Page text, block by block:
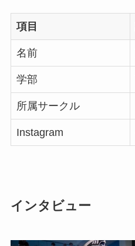
項目
名前
学部
所属サークル
Instagram
インタビュー